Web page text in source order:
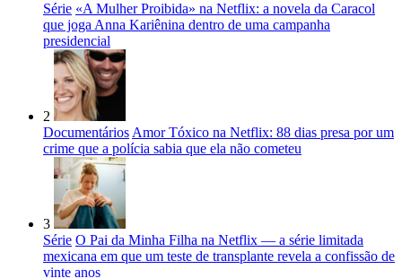
Série «A Mulher Proibida» na Netflix: a novela da Caracol
que joga Anna Kariênina dentro de uma campanha
presidencial
2
Documentários Amor Tóxico na Netflix: 88 dias presa por um
crime que a polícia sabia que ela não cometeu
3
Série O Pai da Minha Filha na Netflix — a série limitada
mexicana em que um teste de transplante revela a confissão de
vinte anos